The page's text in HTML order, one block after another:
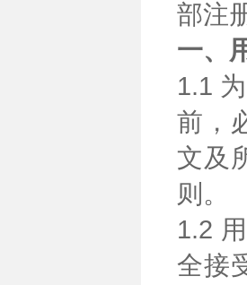
部注
一、
1.1
前，
文及
则。
1.2
全接